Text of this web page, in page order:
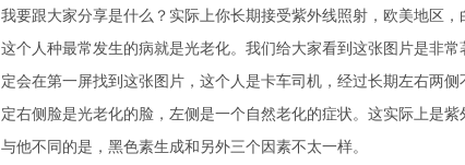
我要跟大家分享是什么？实际上你长期接受紫外线照射，欧美地区，
这个人种最常发生的病就是光老化。我们给大家看到这张图片是非
定会在第一屏找到这张图片，这个人是卡车司机，经过长期左右两
定右侧脸是光老化的脸，左侧是一个自然老化的症状。这实际上是
与他不同的是，黑色素生成和另外三个因素不太一样。